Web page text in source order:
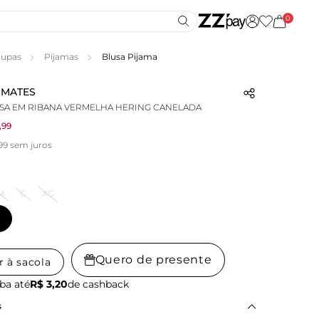
0
Pijamas Blusa Pijama
EM RIBANA VERMELHA HERING CANELADA
sem juros
G XG
à sacola Quero de presente
atéR$ 3,20de cashback